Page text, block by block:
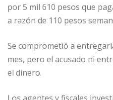
por 5 mil 610 pesos que
a razón de 110 pesos
Se comprometió a
mes, pero el acusado ni
el dinero.